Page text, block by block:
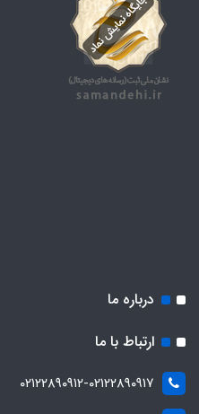
درباره ما
ارتباط با ما
۰۲۱۲۲۸۹۰۹۱۲-۰۲۱۲۲۸۹۰۹۱۷